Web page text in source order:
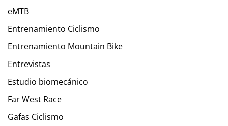
eMTB
Entrenamiento Ciclismo
Entrenamiento Mountain Bike
Entrevistas
Estudio biomecánico
Far West Race
Gafas Ciclismo